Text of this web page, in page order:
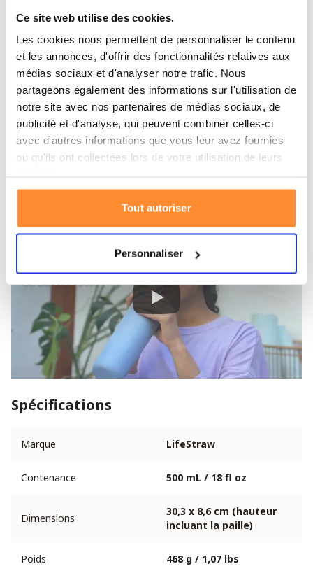
Ce site web utilise des cookies.
Les cookies nous permettent de personnaliser le contenu
et les annonces, d'offrir des fonctionnalités relatives aux
médias sociaux et d'analyser notre trafic. Nous
partageons également des informations sur l'utilisation de
notre site avec nos partenaires de médias sociaux, de
publicité et d'analyse, qui peuvent combiner celles-ci
avec d'autres informations que vous leur avez fournies
ou qu'ils ont collectées lors de votre utilisation de leurs
Tout autoriser
Personnaliser
Idéal pour les situations d’urgence
Le LifeStraw Go Tumbler est également parfait pour
les situations d’urgence. Il permet un accès immédiat à
del’eau potable sûre. Grâce aux filtres puissants
intégrés, vous avez de l’eau fiable partout, sans vous
soucier des bactéries, parasites ou microplastiques.
Son format compact et sa tasse en acier inoxydable
réutilisable le rendent facile à transporter dans unkit
d’urgenceou un sac à dos.
Regardez la vidéo :
Play
Spécifications
Marque LifeStraw
Contenance 500 mL / 18 fl oz
Dimensions
30,3 x 8,6 cm (hauteur
incluant la paille)
Poids 468 g / 1,07 lbs